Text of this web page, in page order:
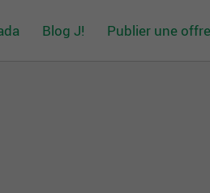
Blog J! Publier une offre